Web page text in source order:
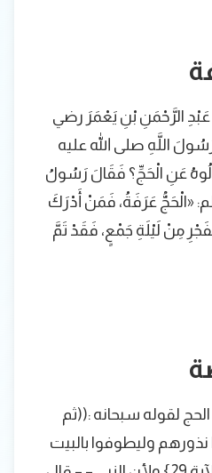
الرَّحْمَنِ بْنِ يَعْمَرَ رضي
اللَّهِ صلى الله عليه
عَنِ الْحَجِّ؟ فَقَالَ رَسُولُ
«الْحَجُّ عَرَفَةُ، فَمَنْ أَدْرَكَ
مِنْ لَيْلَةِ جَمْعٍ، فَقَدْ تَمَّ
الحج لقوله سبحانه :((ثم
وليطوفوا بالبيت